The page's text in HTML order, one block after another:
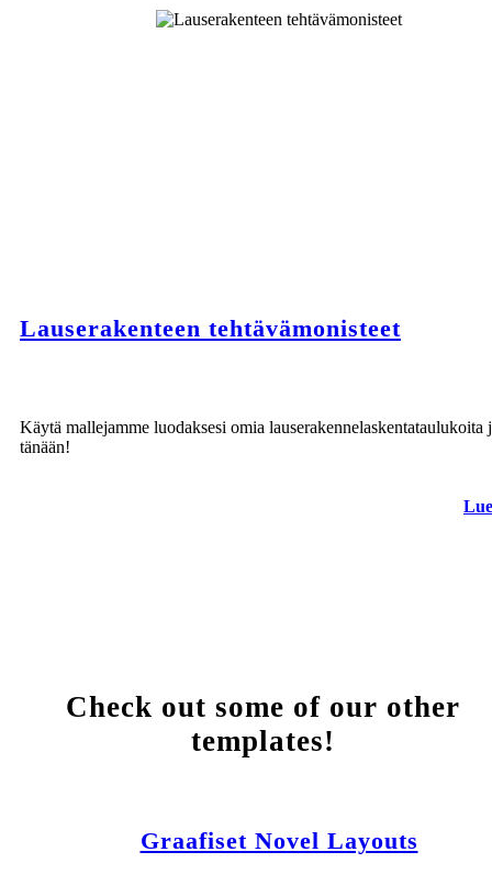
Lauserakenteen tehtävämonisteet
Käytä mallejamme luodaksesi omia lauserakennelaskentataulukoita
tänään!
Check out some of our other
templates!
Graafiset Novel Layouts